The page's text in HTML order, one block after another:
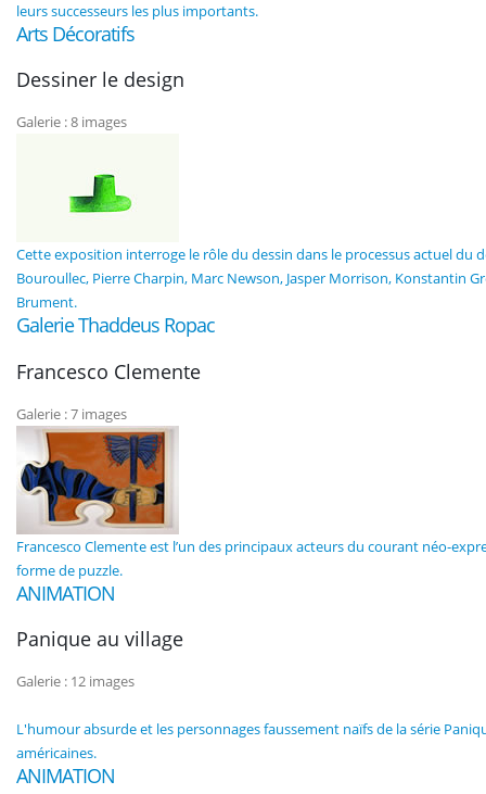
leurs successeurs les plus importants.
Arts Décoratifs
Dessiner le design
Galerie : 8 images
Cette exposition interroge le rôle du dessin dans le processus actuel du
Bouroullec, Pierre Charpin, Marc Newson, Jasper Morrison, Konstantin
Brument.
Galerie Thaddeus Ropac
Francesco Clemente
Galerie : 7 images
Francesco Clemente est l’un des principaux acteurs du courant néo-
forme de puzzle.
ANIMATION
Panique au village
Galerie : 12 images
L'humour absurde et les personnages faussement naïfs de la série
américaines.
ANIMATION